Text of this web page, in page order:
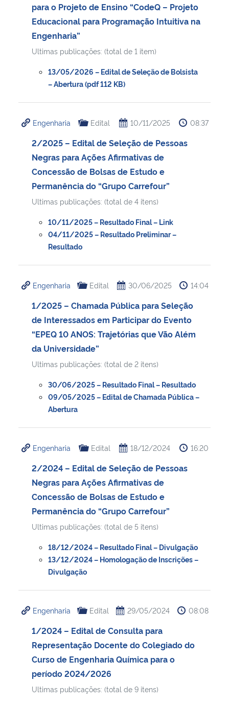
Ministério da Mulher, da Família e dos Direitos Humanos
Secretaria-Geral
Secretaria de Governo
Advocacia-Geral da União
para o Projeto de Ensino “CodeQ – Projeto
Educacional para Programação Intuitiva na
Engenharia”
Ultimas publicações: (total de 1 item)
13/05/2026 – Edital de Seleção de Bolsista
– Abertura (pdf 112 KB)
Engenharia Edital 10/11/2025 08:37
2/2025 – Edital de Seleção de Pessoas
Negras para Ações Afirmativas de
Concessão de Bolsas de Estudo e
Permanência do “Grupo Carrefour”
Ultimas publicações: (total de 4 itens)
10/11/2025 – Resultado Final – Link
04/11/2025 – Resultado Preliminar –
Resultado
Engenharia Edital 30/06/2025 14:04
1/2025 – Chamada Pública para Seleção
de Interessados em Participar do Evento
“EPEQ 10 ANOS: Trajetórias que Vão Além
da Universidade”
Ultimas publicações: (total de 2 itens)
30/06/2025 – Resultado Final – Resultado
09/05/2025 – Edital de Chamada Pública –
Abertura
Engenharia Edital 18/12/2024 16:20
2/2024 – Edital de Seleção de Pessoas
Negras para Ações Afirmativas de
Concessão de Bolsas de Estudo e
Permanência do “Grupo Carrefour”
Ultimas publicações: (total de 5 itens)
18/12/2024 – Resultado Final – Divulgação
13/12/2024 – Homologação de Inscrições –
Divulgação
Engenharia Edital 29/05/2024 08:08
1/2024 – Edital de Consulta para
Representação Docente do Colegiado do
Curso de Engenharia Química para o
período 2024/2026
Ultimas publicações: (total de 9 itens)